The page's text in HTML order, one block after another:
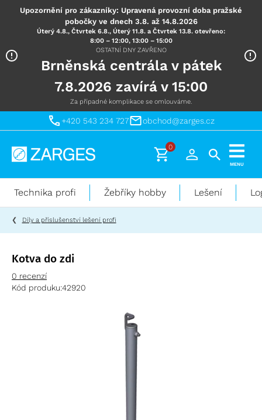
Upozornění pro zákazníky: Upravená provozní doba pražské
pobočky ve dnech 3.8. až 14.8.2026
Úterý 4.8., Čtvrtek 6.8., Úterý 11.8. a Čtvrtek 13.8. otevřeno:
8:00 – 12:00, 13:00 – 15:00
OSTATNÍ DNY ZAVŘENO
Brněnská centrála v pátek
7.8.2026 zavírá v 15:00
Za případné komplikace se omlouváme.
+420 543 234 727 obchod@zarges.cz
Technika
práci
výškách
0
MENU
Technika profi Žebříky hobby Lešení
Díly a příslušenství lešení profi
Kotva do zdi
0 recenzí
Kód produku:42920